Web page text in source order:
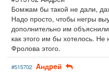
Бомжам бы такой не дали,
Надо просто, чтобы негры
дополнительно им
как этого им бы хотелось.
Фролова этого.
#515702 Aндpeй